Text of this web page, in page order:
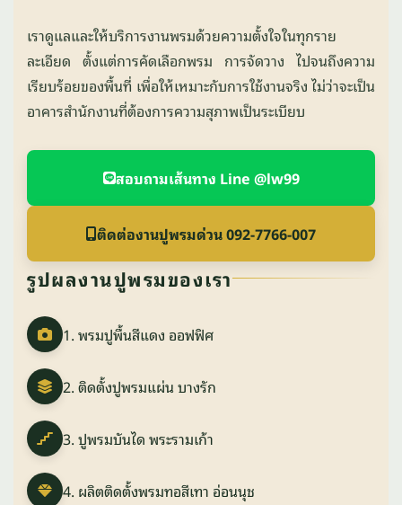
เราดูแลและให้บริการงานพรมด้วยความตั้งใจในทุกราย
ละเอียด ตั้งแต่การคัดเลือกพรม การจัดวาง ไปจนถึงความ
เรียบร้อยของพื้นที่ เพื่อให้เหมาะกับการใช้งานจริง ไม่ว่าจะเป็น
อาคารสำนักงานที่ต้องการความสุภาพเป็นระเบียบ
สอบถามเส้นทาง Line @lw99
ติดต่องานปูพรมด่วน 092-7766-007
รูปผลงานปูพรมของเรา
1. พรมปูพื้นสีแดง ออฟฟิศ
2. ติดตั้งปูพรมแผ่น บางรัก
3. ปูพรมบันได พระรามเก้า
4. ผลิตติดตั้งพรมทอสีเทา อ่อนนุช